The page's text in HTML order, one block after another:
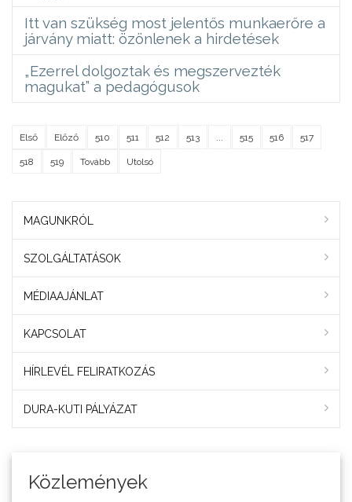
Itt van szükség most jelentős munkaerőre a
járvány miatt: özönlenek a hirdetések
„Ezerrel dolgoztak és megszervezték
magukat” a pedagógusok
Első Előző 510 511 512 513 515 516 517
518 519 Tovább Utolsó
MAGUNKRÓL
SZOLGÁLTATÁSOK
MÉDIAAJÁNLAT
KAPCSOLAT
HÍRLEVÉL FELIRATKOZÁS
DURA-KUTI PÁLYÁZAT
Közlemények